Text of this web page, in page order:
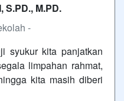
S.PD., M.PD.
-
syukur kita panjatkan
limpahan rahmat,
kita masih diberi